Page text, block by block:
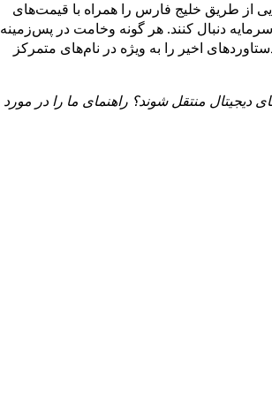
از طریق خلیج فارس را همراه با قیمت‌های
دنبال کنند. هر گونه وخامت در پس‌زمینه
اخیر را به ویژه در نام‌های متمرکز
دیجیتال منتقل شوند؟ راهنمای ما را در مورد